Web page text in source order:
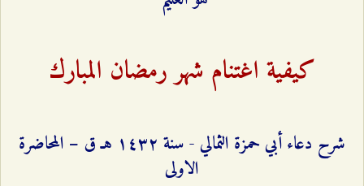
كيفية اغتنام شهر رمضان المبارك
شرح دعاء أبي حمزة الثمالي - سنة ۱٤٣٢ هـ ق – المحاضرة
الاولى